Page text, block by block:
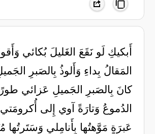
أَبكيكِ لَو نَقَعَ الغَليلَ بُكائي
المَقالُ بِداءِ وَأَلوذُ بِالصَبرِ
كانَ بِالصَبرِ الجَميلِ عَزائي
الدُموعُ وَتارَةً آوي إِلى
عَبرَةٍ مَوَّهتُها بِأَنامِلي وَسَتَرتُها